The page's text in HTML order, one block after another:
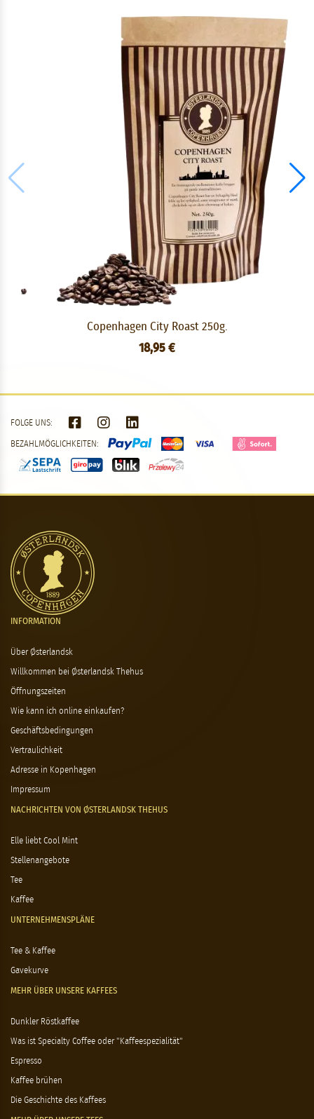
Copenhagen City Roast 250g.
18,95 €
FOLGE UNS:
BEZAHLMÖGLICHKEITEN:
INFORMATION
Über Østerlandsk
Willkommen bei Østerlandsk Thehus
Öffnungszeiten
Wie kann ich online einkaufen?
Geschäftsbedingungen
Vertraulichkeit
Adresse in Kopenhagen
Impressum
NACHRICHTEN VON ØSTERLANDSK THEHUS
Elle liebt Cool Mint
Stellenangebote
Tee
Kaffee
UNTERNEHMENSPLÄNE
Tee & Kaffee
Gavekurve
MEHR ÜBER UNSERE KAFFEES
Dunkler Röstkaffee
Was ist Specialty Coffee oder "Kaffeespezialität"
Espresso
Kaffee brühen
Die Geschichte des Kaffees